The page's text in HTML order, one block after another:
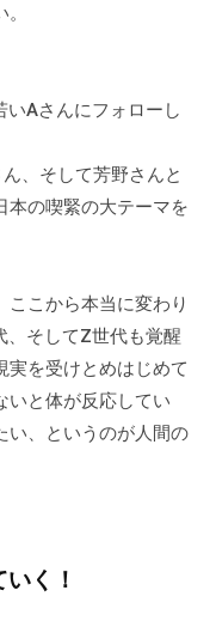
Aさんにフォローし
、そして芳野さんと
本の喫緊の大テーマを
ここから本当に変わり
、そしてZ世代も覚醒
実を受けとめはじめて
いと体が反応してい
い、というのが人間の
く！